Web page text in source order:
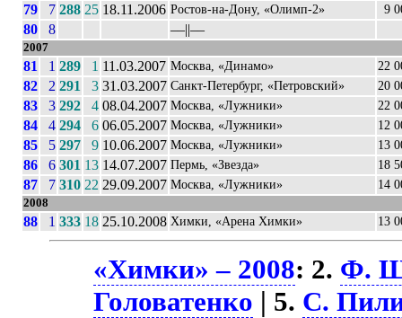
79 7 288 25 18.11.2006 Ростов-на-Дону, «Олимп-2» 9
80 8 ––||––
2007
81 1 289 1 11.03.2007 Москва, «Динамо» 22
82 2 291 3 31.03.2007 Санкт-Петербург, «Петровский» 20
83 3 292 4 08.04.2007 Москва, «Лужники» 22
84 4 294 6 06.05.2007 Москва, «Лужники» 12
85 5 297 9 10.06.2007 Москва, «Лужники» 13
86 6 301 13 14.07.2007 Пермь, «Звезда» 18
87 7 310 22 29.09.2007 Москва, «Лужники» 14
2008
88 1 333 18 25.10.2008 Химки, «Арена Химки» 13
«Химки» – 2008: 2. Ф.
Головатенко | 5. С.